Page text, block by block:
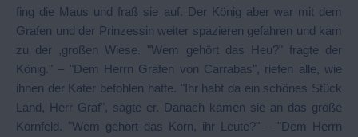
fing die Maus und fraß sie auf. Der König aber war mit dem
Grafen und der Prinzessin weiter spazieren gefahren und kam
zu der ,großen Wiese. "Wem gehört das Heu?" fragte der
König." – "Dem Herrn Grafen von Carrabas", riefen alle, wie
ihnen der Kater befohlen hatte. "Ihr habt da ein schönes Stück
Land, Herr Graf", sagte er. Danach kamen sie an das große
Kornfeld. "Wem gehört das Korn, ihr Leute?" – "Dem Herrn